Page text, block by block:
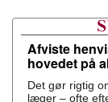
Afviste
hovedet på
Det gør rigtig
læger – ofte